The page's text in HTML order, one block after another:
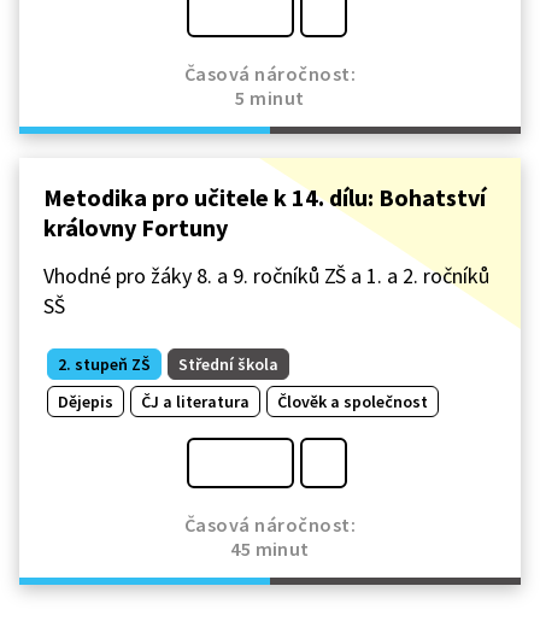
Časová náročnost:
5 minut
Metodika pro učitele k 14. dílu: Bohatství
královny Fortuny
Vhodné pro žáky 8. a 9. ročníků ZŠ a 1. a 2. ročníků
SŠ
2. stupeň ZŠ
Střední škola
Dějepis
ČJ a literatura Člověk a společnost
Časová náročnost:
45 minut